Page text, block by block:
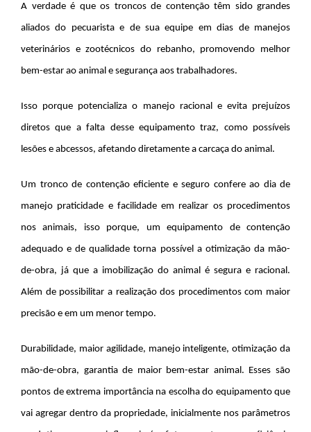
A verdade é que os troncos de contenção têm sido grandes
aliados do pecuarista e de sua equipe em dias de manejos
veterinários e zootécnicos do rebanho, promovendo melhor
bem-estar ao animal e segurança aos trabalhadores.
Isso porque potencializa o manejo racional e evita prejuízos
diretos que a falta desse equipamento traz, como possíveis
lesões e abcessos, afetando diretamente a carcaça do animal.
Um tronco de contenção eficiente e seguro confere ao dia de
manejo praticidade e facilidade em realizar os procedimentos
nos animais, isso porque, um equipamento de contenção
adequado e de qualidade torna possível a otimização da mão-
de-obra, já que a imobilização do animal é segura e racional.
Além de possibilitar a realização dos procedimentos com maior
precisão e em um menor tempo.
Durabilidade, maior agilidade, manejo inteligente, otimização da
mão-de-obra, garantia de maior bem-estar animal. Esses são
pontos de extrema importância na escolha do equipamento que
vai agregar dentro da propriedade, inicialmente nos parâmetros